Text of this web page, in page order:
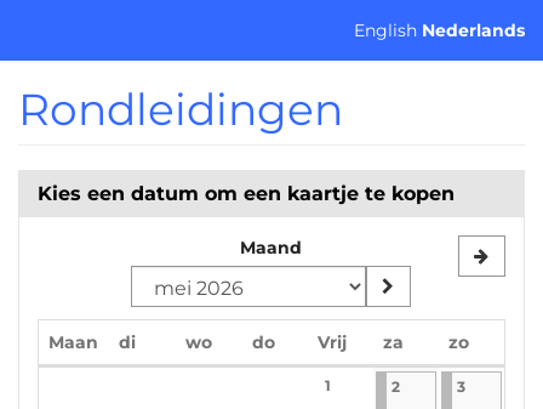
English Nederlands
Rondleidingen
Kies een datum om een kaartje te kopen
Maand
Maan maandag
didinsdag
wowoensdag
dodonderdag
Vrijvrijdag
za zaterdag
zozondag
1 22-5-2026
1 evenement
33-5-2026
1